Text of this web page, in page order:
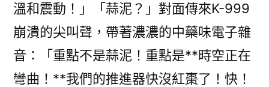
溫和震動！」「蒜泥？」對面傳來K-999
崩潰的尖叫聲，帶著濃濃的中藥味電子雜
音：「重點不是蒜泥！重點是**時空正在
彎曲！**我們的推進器快沒紅棗了！快！